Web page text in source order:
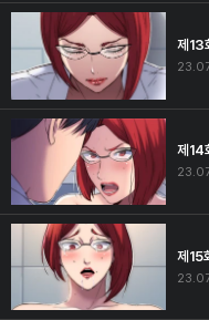
제13
제14
제15